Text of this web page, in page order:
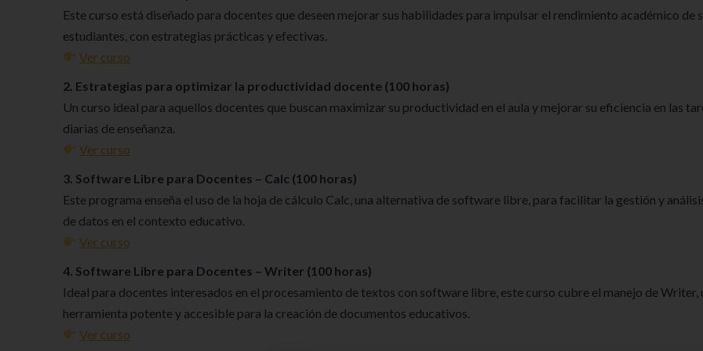
Este curso está diseñado para docentes que deseen mejorar sus habilidades para impulsar el rendimiento académico de
estudiantes, con estrategias prácticas y efectivas.
Ver curso
2. Estrategias para optimizar la productividad docente (100 horas)
Un curso ideal para aquellos docentes que buscan maximizar su productividad en el aula y mejorar su eficiencia en las
diarias de enseñanza.
Ver curso
3. Software Libre para Docentes – Calc (100 horas)
Este programa enseña el uso de la hoja de cálculo Calc, una alternativa de software libre, para facilitar la gestión y
de datos en el contexto educativo.
Ver curso
4. Software Libre para Docentes – Writer (100 horas)
Ideal para docentes interesados en el procesamiento de textos con software libre, este curso cubre el manejo de Writer,
herramienta potente y accesible para la creación de documentos educativos.
Ver curso